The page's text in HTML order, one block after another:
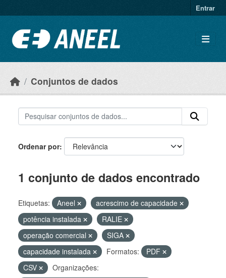
Entrar
Conjuntos de dados
Ordenar por
1 conjunto de dados encontrado
Etiquetas: Aneel
acrescimo de capacidade
potência instalada
RALIE
operação comercial
SIGA
capacidade instalada
Formatos:
PDF
CSV
Organizações: